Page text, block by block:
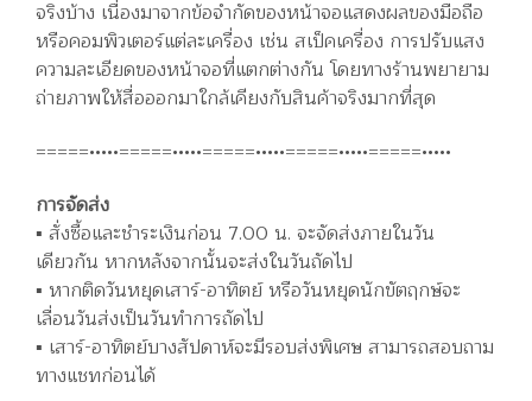
จริงบ้าง เนื่องมาจากข้อจำกัดของหน้าจอแสดงผลของมือถือ
หรือคอมพิวเตอร์แต่ละเครื่อง เช่น สเป็คเครื่อง การปรับแสง
ความละเอียดของหน้าจอที่แตกต่างกัน โดยทางร้านพยายาม
ถ่ายภาพให้สื่อออกมาใกล้เคียงกับสินค้าจริงมากที่สุด
=====•••••=====•••••=====•••••=====•••••=====•••••
การจัดส่ง
▪️ สั่งซื้อและชำระเงินก่อน 7.00 น. จะจัดส่งภายในวัน
เดียวกัน หากหลังจากนั้นจะส่งในวันถัดไป
▪️ หากติดวันหยุดเสาร์-อาทิตย์ หรือวันหยุดนักขัตฤกษ์จะ
เลื่อนวันส่งเป็นวันทำการถัดไป
▪️ เสาร์-อาทิตย์บางสัปดาห์จะมีรอบส่งพิเศษ สามารถสอบถาม
ทางแชทก่อนได้